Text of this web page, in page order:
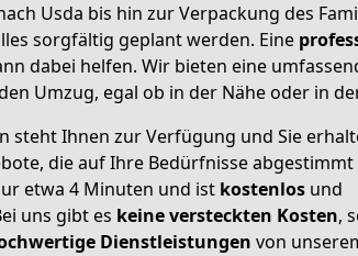
Usda bis hin zur Verpackung des
sorgfältig geplant werden. Eine
dabei helfen. Wir bieten eine
Umzug, egal ob in der Nähe oder in
steht Ihnen zur Verfügung und Sie
die auf Ihre Bedürfnisse abgestimmt
etwa 4 Minuten und ist kostenlos und
uns gibt es keine versteckten Kosten,
Dienstleistungen von